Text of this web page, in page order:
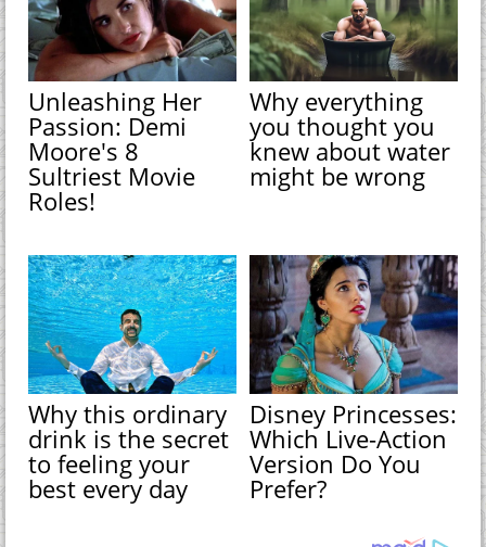
Unleashing Her
Passion: Demi
Moore's 8
Sultriest Movie
Roles!
Why everything
you thought you
knew about water
might be wrong
Why this ordinary
drink is the secret
to feeling your
best every day
Disney Princesses:
Which Live-Action
Version Do You
Prefer?